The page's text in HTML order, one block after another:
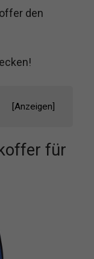
den
[Anzeigen]
für